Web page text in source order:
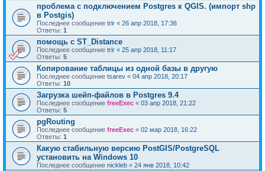
проблема с подключением Postgres к QGIS. (импорт shp
в Postgis)
Последнее сообщение trir « 26 апр 2018, 17:36
Ответы: 1
помощь с ST_Distance
Последнее сообщение trir « 25 апр 2018, 11:17
Ответы: 5
Копирование таблицы из одной базы в другую
Последнее сообщение tsarev « 04 апр 2018, 20:17
Ответы: 10
Загрузка шейп-файлов в Postgres 9.4
Последнее сообщение freeExec « 03 апр 2018, 21:22
Ответы: 5
pgRouting
Последнее сообщение freeExec « 02 мар 2018, 16:22
Ответы: 1
Какую стабильную версию PostGIS/PostgreSQL
установить на Windows 10
Последнее сообщение nickleb « 24 янв 2018, 10:42